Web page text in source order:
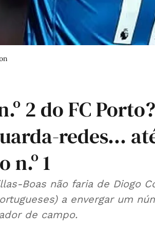
2 do FC
redes...
n.º 1
Boas não faria de Diogo
a envergar um
de campo.